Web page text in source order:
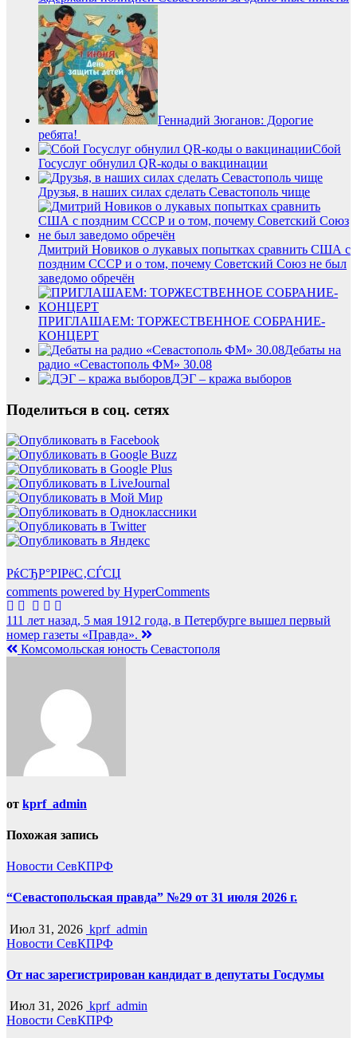
Геннадий Зюганов: Дорогие
ребята!
Сбой
Госуслуг обнулил QR-коды о вакцинации
Друзья, в наших силах сделать Севастополь чище
Дмитрий Новиков о лукавых попытках сравнить США с
поздним СССР и о том, почему Советский Союз не был
заведомо обречён
ПРИГЛАШАЕМ: ТОРЖЕСТВЕННОЕ СОБРАНИЕ-
КОНЦЕРТ
Дебаты на
радио «Севастополь ФМ» 30.08
ДЭГ – кража выборов
Поделиться в соц. сетях
РќСЂР°РІРёС‚СЃСЏ
comments powered by HyperComments
Навигация
по
111 лет назад, 5 мая 1912 года, в Петербурге вышел первый
номер газеты «Правда».
Комсомольская юность Севастополя
от kprf_admin
Похожая запись
Новости СевКПРФ
“Севастопольская правда” №29 от 31 июля 2026 г.
Июл 31, 2026 kprf_admin
Новости СевКПРФ
От нас зарегистрирован кандидат в депутаты Госдумы
Июл 31, 2026 kprf_admin
Новости СевКПРФ